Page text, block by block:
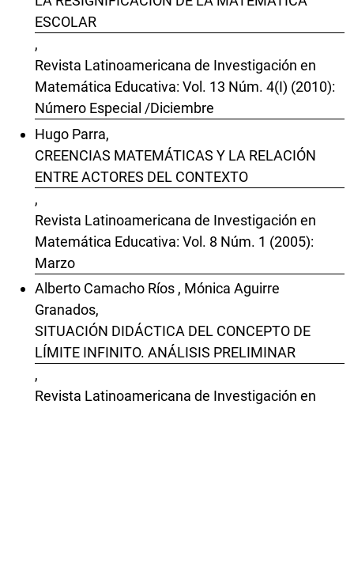
ESCOLAR
,
Revista Latinoamericana de Investigación en
Matemática Educativa: Vol. 13 Núm. 4(I) (2010):
Número Especial /Diciembre
Hugo Parra,
CREENCIAS MATEMÁTICAS Y LA RELACIÓN
ENTRE ACTORES DEL CONTEXTO
,
Revista Latinoamericana de Investigación en
Matemática Educativa: Vol. 8 Núm. 1 (2005):
Marzo
Alberto Camacho Ríos , Mónica Aguirre
Granados,
SITUACIÓN DIDÁCTICA DEL CONCEPTO DE
LÍMITE INFINITO. ANÁLISIS PRELIMINAR
,
Revista Latinoamericana de Investigación en